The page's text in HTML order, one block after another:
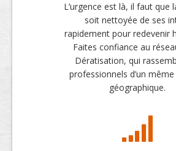
L’urgence est là, il faut que
soit nettoyée de ses
rapidement pour redevenir
Faites confiance au
Dératisation, qui
professionnels d’un
géographique.